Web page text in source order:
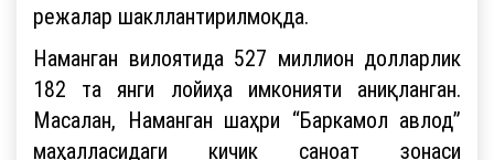
режалар шакллантирилмоқда.
Наманган вилоятида 527 миллион долларлик
182 та янги лойиҳа имконияти аниқланган.
Масалан, Наманган шаҳри “Баркамол авлод”
маҳалласидаги кичик саноат зонаси